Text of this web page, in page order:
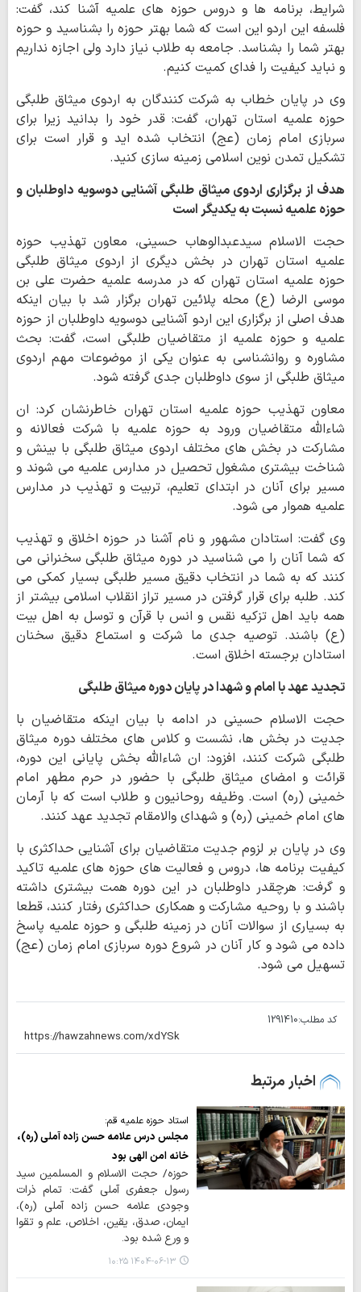
شرایط، برنامه ها و دروس حوزه های علمیه آشنا کند، گفت:
فلسفه این اردو این است که شما بهتر حوزه را بشناسید و حوزه
بهتر شما را بشناسد. جامعه به طلاب نیاز دارد ولی اجازه نداریم
و نباید کیفیت را فدای کمیت کنیم.
وی در پایان خطاب به شرکت کنندگان به اردوی میثاق طلبگی
حوزه علمیه استان تهران، گفت: قدر خود را بدانید زیرا برای
سربازی امام زمان (عج) انتخاب شده اید و قرار است برای
تشکیل تمدن نوین اسلامی زمینه سازی کنید.
هدف از برگزاری اردوی میثاق طلبگی آشنایی دوسویه داوطلبان و
حوزه علمیه نسبت به یکدیگر است
حجت الاسلام سیدعبدالوهاب حسینی، معاون تهذیب حوزه
علمیه استان تهران در بخش دیگری از اردوی میثاق طلبگی
حوزه علمیه استان تهران که در مدرسه علمیه حضرت علی بن
موسی الرضا (ع) محله پلائین تهران برگزار شد با بیان اینکه
هدف اصلی از برگزاری این اردو آشنایی دوسویه داوطلبان از حوزه
علمیه و حوزه علمیه از متقاضیان طلبگی است، گفت: بحث
مشاوره و روانشناسی به عنوان یکی از موضوعات مهم اردوی
میثاق طلبگی از سوی داوطلبان جدی گرفته شود.
معاون تهذیب حوزه علمیه استان تهران خاطرنشان کرد: ان
شاءالله متقاضیان ورود به حوزه علمیه با شرکت فعالانه و
مشارکت در بخش های مختلف اردوی میثاق طلبگی با بینش و
شناخت بیشتری مشغول تحصیل در مدارس علمیه می شوند و
مسیر برای آنان در ابتدای تعلیم، تربیت و تهذیب در مدارس
علمیه هموار می شود.
وی گفت: استادان مشهور و نام آشنا در حوزه اخلاق و تهذیب
که شما آنان را می شناسید در دوره میثاق طلبگی سخنرانی می
کنند که به شما در انتخاب دقیق مسیر طلبگی بسیار کمکی می
کند. طلبه برای قرار گرفتن در مسیر تراز انقلاب اسلامی بیشتر از
همه باید اهل تزکیه نقس و انس با قرآن و توسل به اهل بیت
(ع) باشند. توصیه جدی ما شرکت و استماع دقیق سخنان
استادان برجسته اخلاق است.
تجدید عهد با امام و شهدا در پایان دوره میثاق طلبگی
حجت الاسلام حسینی در ادامه با بیان اینکه متقاضیان با
جدیت در بخش ها، نشست و کلاس های مختلف دوره میثاق
طلبگی شرکت کنند، افزود: ان شاءالله بخش پایانی این دوره،
قرائت و امضای میثاق طلبگی با حضور در حرم مطهر امام
خمینی (ره) است. وظیفه روحانیون و طلاب است که با آرمان
های امام خمینی (ره) و شهدای والامقام تجدید عهد کنند.
وی در پایان بر لزوم جدیت متقاضیان برای آشنایی حداکثری با
کیفیت برنامه ها، دروس و فعالیت های حوزه های علمیه تاکید
و گرفت: هرچقدر داوطلبان در این دوره همت بیشتری داشته
باشند و با روحیه مشارکت و همکاری حداکثری رفتار کنند، قطعا
به بسیاری از سوالات آنان در زمینه طلبگی و حوزه علمیه پاسخ
داده می شود و کار آنان در شروع دوره سربازی امام زمان (عج)
تسهیل می شود.
کد مطلب:1291410
اخبار مرتبط
استاد حوزه علمیه قم:
مجلس درس علامه حسن زاده آملی (ره)،
خانه امن الهی بود
حوزه/ حجت الاسلام و المسلمین سید
رسول جعفری آملی گفت: تمام ذرات
وجودی علامه حسن زاده آملی (ره)،
ایمان، صدق، یقین، اخلاص، علم و تقوا
و ورع شده بود.
۱۴۰۴-۰۶-۱۳ ۱۰:۲۵